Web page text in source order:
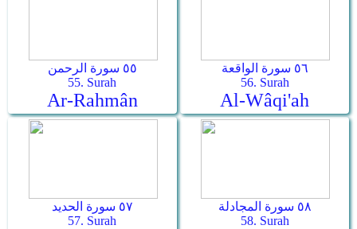
٥٥ سورة الرحمن
55. Surah
Ar-Rahmân
٥٦ سورة الواقعة
56. Surah
Al-Wâqi'ah
٥٧ سورة الحديد
57. Surah
٥٨ سورة المجادلة
58. Surah